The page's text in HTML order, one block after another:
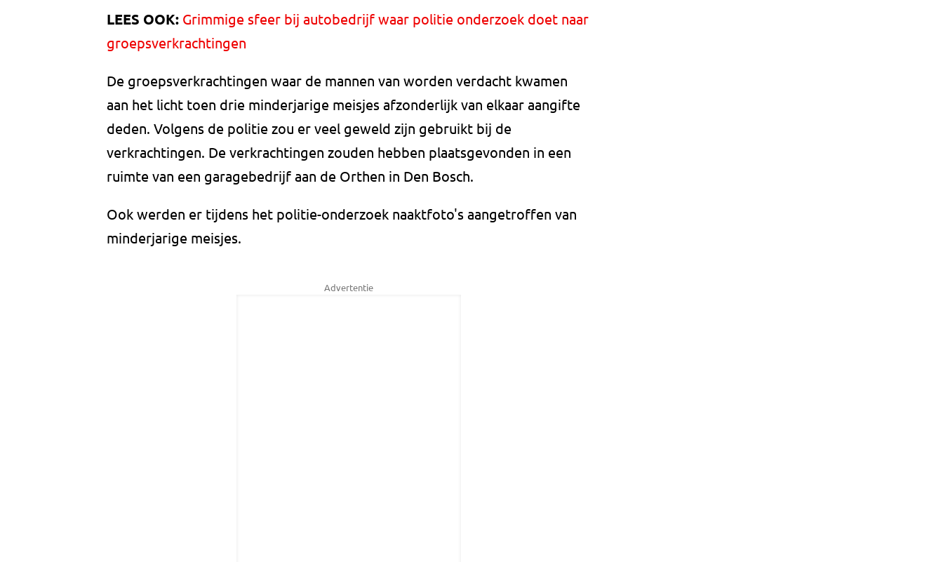
LEES OOK: Grimmige sfeer bij autobedrijf waar politie onderzoek doet naar
groepsverkrachtingen
De groepsverkrachtingen waar de mannen van worden verdacht kwamen
aan het licht toen drie minderjarige meisjes afzonderlijk van elkaar aangifte
deden. Volgens de politie zou er veel geweld zijn gebruikt bij de
verkrachtingen. De verkrachtingen zouden hebben plaatsgevonden in een
ruimte van een garagebedrijf aan de Orthen in Den Bosch.
Ook werden er tijdens het politie-onderzoek naaktfoto's aangetroffen van
minderjarige meisjes.
Advertentie